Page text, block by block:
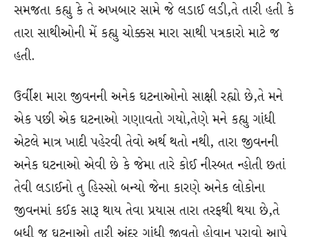
સમજતા કહ્યુ કે તે અખબાર સામે જે લડાઈ લડી,તે તારી હતી કે
તારા સાથીઓની મેં કહ્યુ ચોક્કસ મારા સાથી પત્રકારો માટે જ
હતી.
ઉર્વીશ મારા જીવનની અનેક ઘટનાઓનો સાક્ષી રહ્યો છે,તે મને
એક પછી એક ઘટનાઓ ગણાવતો ગયો,તેણે મને કહ્યુ ગાંધી
એટલે માત્ર ખાદી પહેરવી તેવો અર્થ થતો નથી, તારા જીવનની
અનેક ઘટનાઓ એવી છે કે જેમા તારે કોઈ નીસ્બત ન્હોતી છતાં
તેવી લડાઈનો તુ હિસ્સો બન્યો જેના કારણે અનેક લોકોના
જીવનમાં કઈક સારૂ થાય તેવા પ્રયાસ તારા તરફથી થયા છે,તે